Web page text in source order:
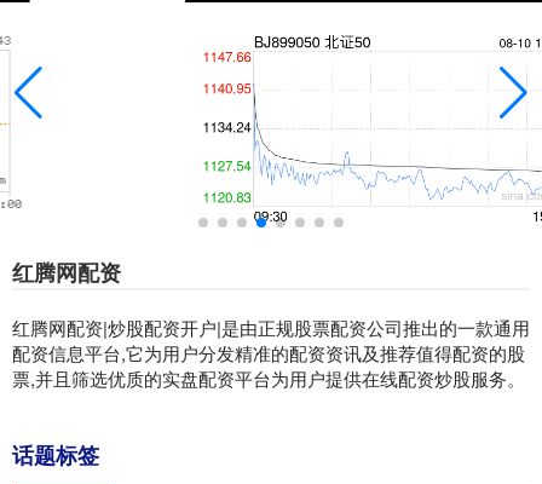
红腾网配资
红腾网配资|炒股配资开户|是由正规股票配资公司推出的一款通用
配资信息平台,它为用户分发精准的配资资讯及推荐值得配资的股
票,并且筛选优质的实盘配资平台为用户提供在线配资炒股服务。
话题标签